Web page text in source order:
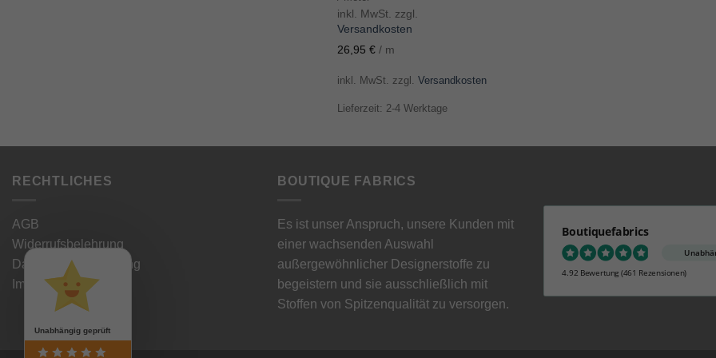
inkl. MwSt. zzgl.
Versandkosten
26,95€ / m
inkl. MwSt. zzgl.Versandkosten
Lieferzeit: 2-4 Werktage
RECHTLICHES
AGB
Widerrufsbelehrung
Datenschutzbelehrung
Impressum
BOUTIQUE FABRICS
Es ist unser Anspruch, unsere Kunden mit
einer wachsenden Auswahl
außergewöhnlicher Designerstoffe zu
begeistern und sie ausschließlich mit
Stoffen von Spitzenqualität zu versorgen.
Boutiquefabrics
4.92 Bewertung (461 Rezensionen)
Unabhängig geprüft